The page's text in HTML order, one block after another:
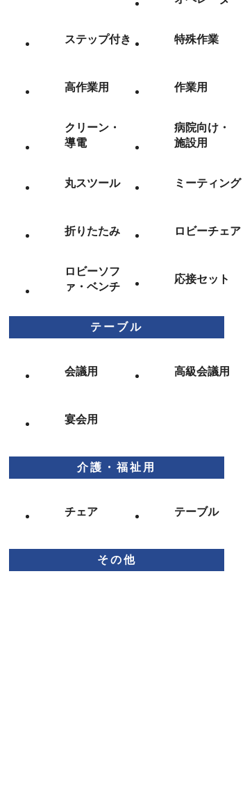
ステップ付き 特殊作業
高作業用 作業用
クリーン・
導電
病院向け・
施設用
丸スツール ミーティング
折りたたみ ロビーチェア
ロビーソフ
ァ・ベンチ
応接セット
テーブル
会議用 高級会議用
宴会用
介護・福祉用
チェア テーブル
その他